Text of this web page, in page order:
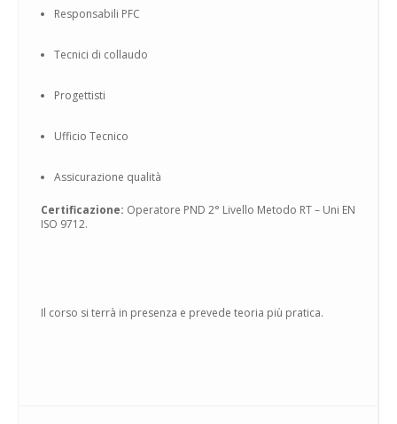
Responsabili PFC
Tecnici di collaudo
Progettisti
Ufficio Tecnico
Assicurazione qualità
Certificazione: Operatore PND 2° Livello Metodo RT – Uni EN
ISO 9712.
Il corso si terrà in presenza e prevede teoria più pratica.